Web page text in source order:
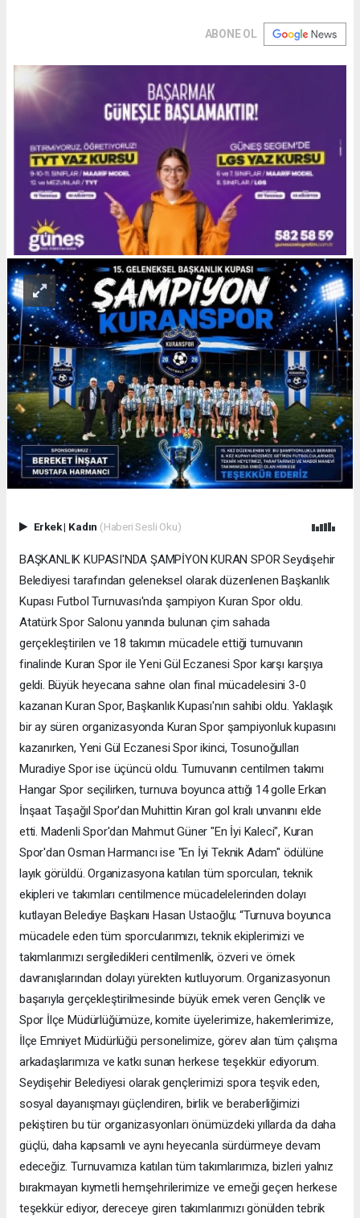
ABONE OL
Erkek| Kadın (Haberi Sesli Oku)
BAŞKANLIK KUPASI'NDA ŞAMPİYON KURAN SPOR Seydişehir
Belediyesi tarafından geleneksel olarak düzenlenen Başkanlık
Kupası Futbol Turnuvası'nda şampiyon Kuran Spor oldu.
Atatürk Spor Salonu yanında bulunan çim sahada
gerçekleştirilen ve 18 takımın mücadele ettiği turnuvanın
finalinde Kuran Spor ile Yeni Gül Eczanesi Spor karşı karşıya
geldi. Büyük heyecana sahne olan final mücadelesini 3-0
kazanan Kuran Spor, Başkanlık Kupası'nın sahibi oldu. Yaklaşık
bir ay süren organizasyonda Kuran Spor şampiyonluk kupasını
kazanırken, Yeni Gül Eczanesi Spor ikinci, Tosunoğulları
Muradiye Spor ise üçüncü oldu. Turnuvanın centilmen takımı
Hangar Spor seçilirken, turnuva boyunca attığı 14 golle Erkan
İnşaat Taşağıl Spor'dan Muhittin Kıran gol kralı unvanını elde
etti. Madenli Spor'dan Mahmut Güner "En İyi Kaleci", Kuran
Spor'dan Osman Harmancı ise "En İyi Teknik Adam" ödülüne
layık görüldü. Organizasyona katılan tüm sporcuları, teknik
ekipleri ve takımları centilmence mücadelelerinden dolayı
kutlayan Belediye Başkanı Hasan Ustaoğlu; “Turnuva boyunca
mücadele eden tüm sporcularımızı, teknik ekiplerimizi ve
takımlarımızı sergiledikleri centilmenlik, özveri ve örnek
davranışlarından dolayı yürekten kutluyorum. Organizasyonun
başarıyla gerçekleştirilmesinde büyük emek veren Gençlik ve
Spor İlçe Müdürlüğümüze, komite üyelerimize, hakemlerimize,
İlçe Emniyet Müdürlüğü personelimize, görev alan tüm çalışma
arkadaşlarımıza ve katkı sunan herkese teşekkür ediyorum.
Seydişehir Belediyesi olarak gençlerimizi spora teşvik eden,
sosyal dayanışmayı güçlendiren, birlik ve beraberliğimizi
pekiştiren bu tür organizasyonları önümüzdeki yıllarda da daha
güçlü, daha kapsamlı ve aynı heyecanla sürdürmeye devam
edeceğiz. Turnuvamıza katılan tüm takımlarımıza, bizleri yalnız
bırakmayan kıymetli hemşehrilerimize ve emeği geçen herkese
teşekkür ediyor, dereceye giren takımlarımızı gönülden tebrik